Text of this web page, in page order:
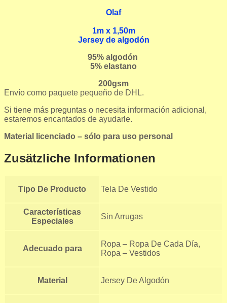
Olaf
1m x 1,50m
Jersey de algodón
95% algodón
5% elastano
200gsm
Envío como paquete pequeño de DHL.
Si tiene más preguntas o necesita información adicional,
estaremos encantados de ayudarle.
Material licenciado – sólo para uso personal
Zusätzliche Informationen
Tipo De Producto Tela De Vestido
Características
Especiales
Sin Arrugas
Adecuado para
Ropa – Ropa De Cada Día,
Ropa – Vestidos
Material Jersey De Algodón